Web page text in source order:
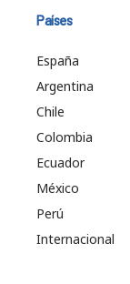
Países
España
Argentina
Chile
Colombia
Ecuador
México
Perú
Internacional